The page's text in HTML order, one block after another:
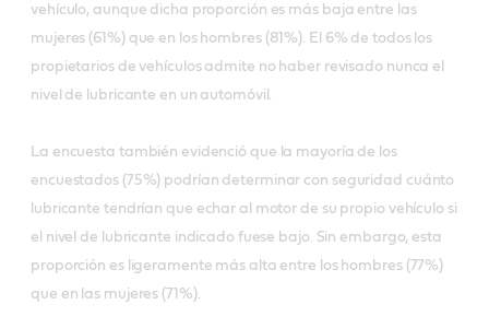
vehículo, aunque dicha proporción es más baja entre las
mujeres (61%) que en los hombres (81%). El 6% de todos los
propietarios de vehículos admite no haber revisado nunca el
nivel de lubricante en un automóvil.
La encuesta también evidenció que la mayoría de los
encuestados (75%) podrían determinar con seguridad cuánto
lubricante tendrían que echar al motor de su propio vehículo si
el nivel de lubricante indicado fuese bajo. Sin embargo, esta
proporción es ligeramente más alta entre los hombres (77%)
que en las mujeres (71%).